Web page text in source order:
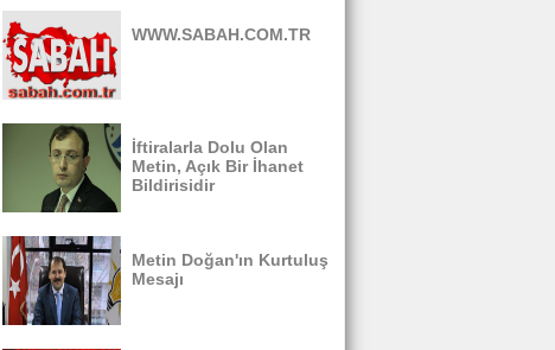
WWW.SABAH.COM.TR
İftiralarla Dolu Olan
Metin, Açık Bir İhanet
Bildirisidir
Metin Doğan'ın Kurtuluş
Mesajı